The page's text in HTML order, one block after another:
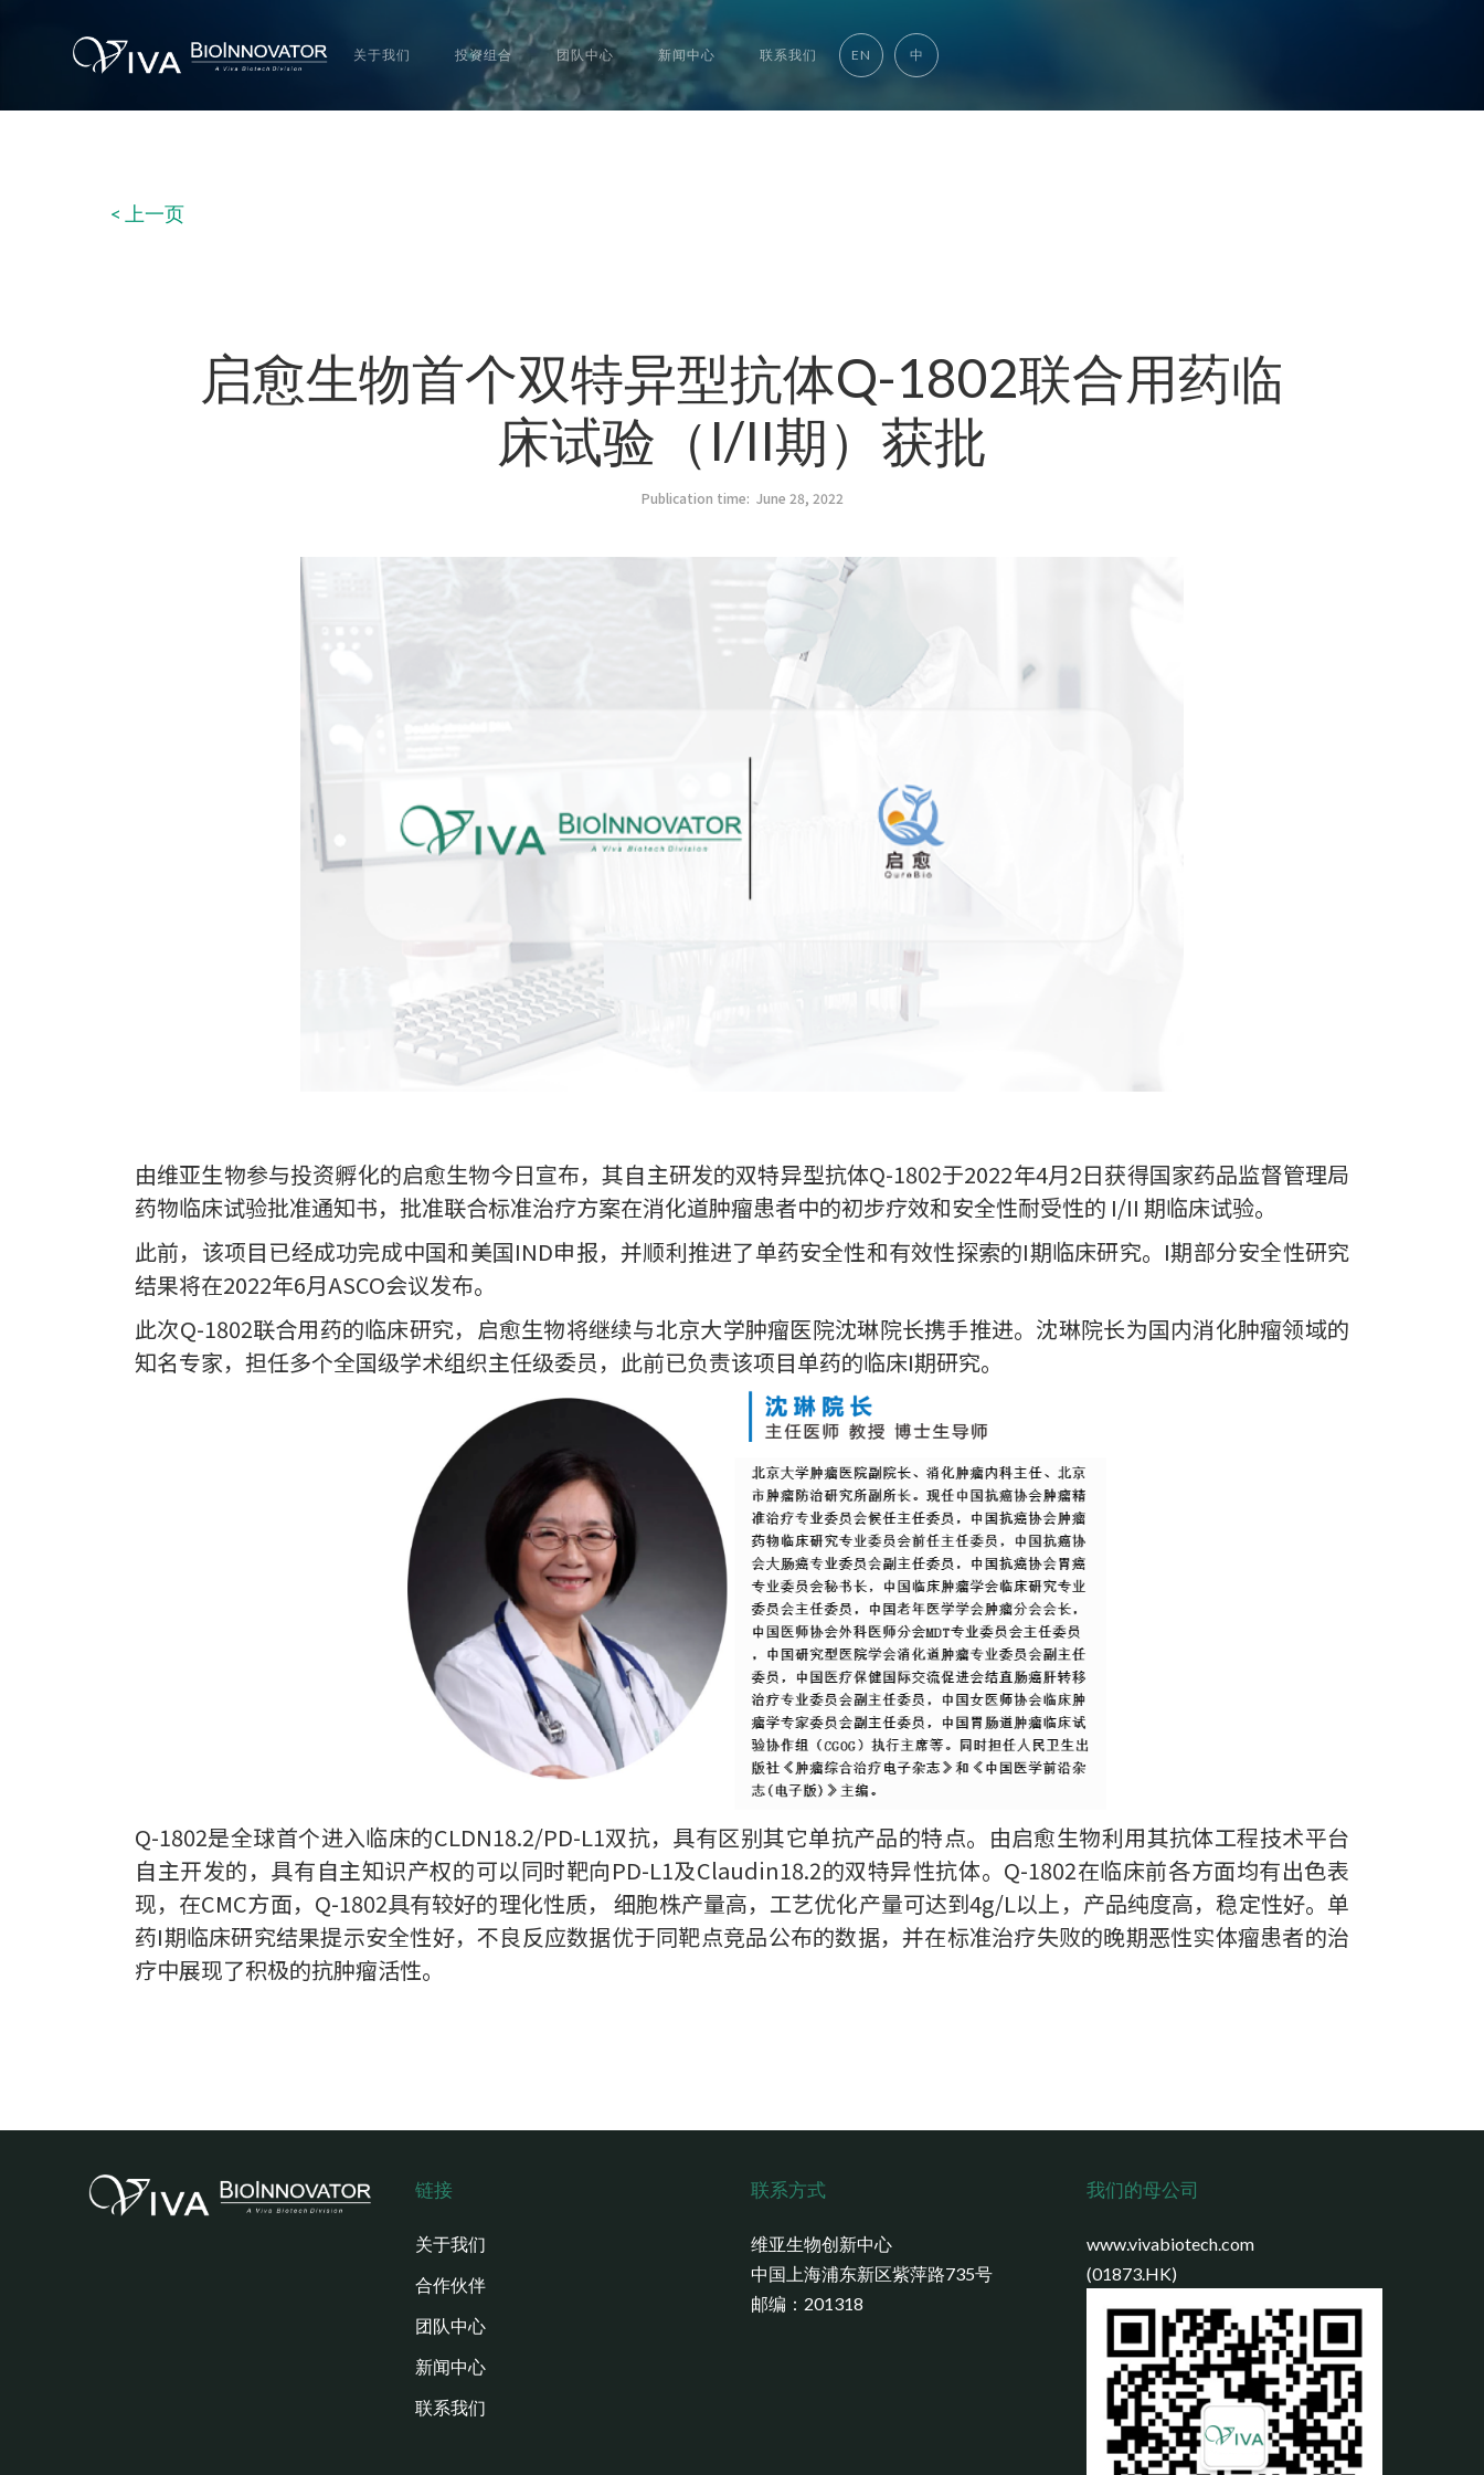
关于我们 投资组合 团队中心 新闻中心 联系我们 EN 中
< 上一页
启愈生物首个双特异型抗体Q-1802联合用药临
床试验（I/II期）获批
Publication time: June 28, 2022
由维亚生物参与投资孵化的启愈生物今日宣布，其自主研发的双特异型抗体Q-1802于2022年4月2日获得国家药品监督管理局
药物临床试验批准通知书，批准联合标准治疗方案在消化道肿瘤患者中的初步疗效和安全性耐受性的 I/II 期临床试验。
此前，该项目已经成功完成中国和美国IND申报，并顺利推进了单药安全性和有效性探索的I期临床研究。I期部分安全性研究
结果将在2022年6月ASCO会议发布。
此次Q-1802联合用药的临床研究，启愈生物将继续与北京大学肿瘤医院沈琳院长携手推进。沈琳院长为国内消化肿瘤领域的
知名专家，担任多个全国级学术组织主任级委员，此前已负责该项目单药的临床I期研究。
Q-1802是全球首个进入临床的CLDN18.2/PD-L1双抗，具有区别其它单抗产品的特点。由启愈生物利用其抗体工程技术平台
自主开发的，具有自主知识产权的可以同时靶向PD-L1及Claudin18.2的双特异性抗体。Q-1802在临床前各方面均有出色表
现，在CMC方面，Q-1802具有较好的理化性质， 细胞株产量高，工艺优化产量可达到4g/L以上，产品纯度高，稳定性好。单
药I期临床研究结果提示安全性好，不良反应数据优于同靶点竞品公布的数据，并在标准治疗失败的晚期恶性实体瘤患者的治
疗中展现了积极的抗肿瘤活性。
链接
关于我们
合作伙伴
团队中心
新闻中心
联系我们
联系方式
维亚生物创新中心
中国上海浦东新区紫萍路735号
邮编：201318
我们的母公司
www.vivabiotech.com
(01873.HK)